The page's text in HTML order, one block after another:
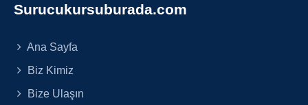
Surucukursuburada.com
Ana Sayfa
Biz Kimiz
Bize Ulaşın